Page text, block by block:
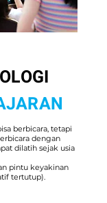
berbicara, tetapi
dengan
dilatih sejak usia
pintu keyakinan
tertutup).